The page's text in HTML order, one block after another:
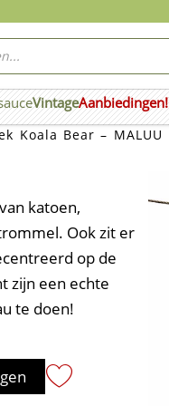
VintageAanbiedingen!
Koala Bear – MALUU
katoen,
Ook zit er
op de
zijn een echte
te doen!